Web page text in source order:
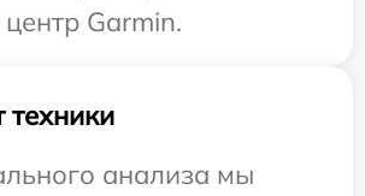
Garmin.
техники
анализа мы